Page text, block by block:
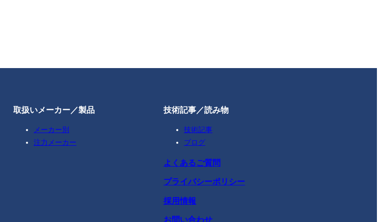
取扱いメーカー／製品
メーカー別
注力メーカー
技術記事／読み物
技術記事
ブログ
よくあるご質問
プライバシーポリシー
採用情報
お問い合わせ